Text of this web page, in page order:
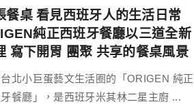
餐桌 看見西班牙人的生活日常
純正西班牙餐廳以三道全新
寫下開胃 團聚 共享的餐桌風景
北小巨蛋藝文生活圈的「ORIGEN 純正
餐廳」，是西班牙米其林二星主廚 ...